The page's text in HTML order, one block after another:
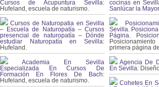
Cursos de Acupuntura Sevilla:
Hufeland, escuela de naturismo.
Cursos de Naturopatia en Sevilla
– Escuela de Naturopatía – Cursos
presencial de naturopatía – Dónde
estudiar Naturopatía en Sevilla:
Hufeland.
Academia En Sevilla
Especializada En Cursos De
Formación En Flores De Bach:
Hufeland, escuela de naturismo.
cocinas en
Sanlúcar la
Sevilla.
Página.
primera página
Agencia De
En Sevilla:
Cohetes En